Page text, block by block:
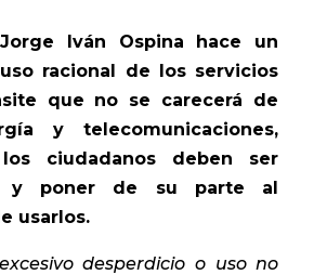
Iván Ospina hace un
racional de los servicios
que no se carecerá de
y telecomunicaciones,
ciudadanos deben ser
y poner de su parte al
usarlos.
desperdicio o uso no